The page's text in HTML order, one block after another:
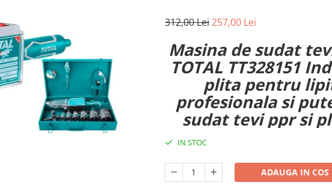
312,00 Lei257,00 Lei
Masina de sudat
TOTAL TT328151
plita pentru
profesionala si
sudat tevi ppr si
IN STOC
ADAUGA IN COS